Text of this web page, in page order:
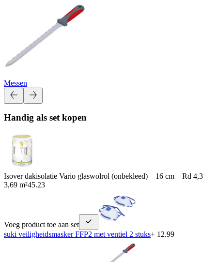
Messen
Handig als set kopen
Isover dakisolatie Vario glaswolrol (onbekleed) – 16 cm – Rd 4,3 –
3,69 m²45.23
Voeg product toe aan set
suki veiligheidsmasker FFP2 met ventiel 2 stuks+ 12.99